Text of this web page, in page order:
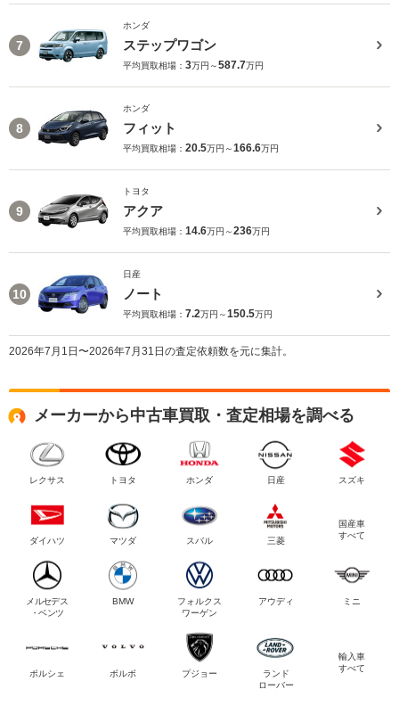
7
ホンダ
ステップワゴン
平均買取相場： 3万円～587.7万円
8
ホンダ
フィット
平均買取相場： 20.5万円～166.6万円
9
トヨタ
アクア
平均買取相場： 14.6万円～236万円
10
日産
ノート
平均買取相場： 7.2万円～150.5万円
2026年7月1日〜2026年7月31日の査定依頼数を元に集計。
メーカーから中古車買取・査定相場を調べる
レクサス トヨタ ホンダ 日産 スズキ
ダイハツ マツダ スバル 三菱
国産車
すべて
メルセデス
・ベンツ
BMW
フォルクス
ワーゲン
アウディ ミニ
ポルシェ ボルボ プジョー
ランド
ローバー
輸入車
すべて